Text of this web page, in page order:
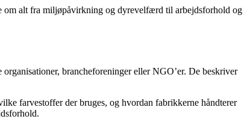
om alt fra miljøpåvirkning og dyrevelfærd til arbejdsforhold og
brancheforeninger eller NGO’er. De beskriver
farvestoffer der bruges, og hvordan fabrikkerne håndterer